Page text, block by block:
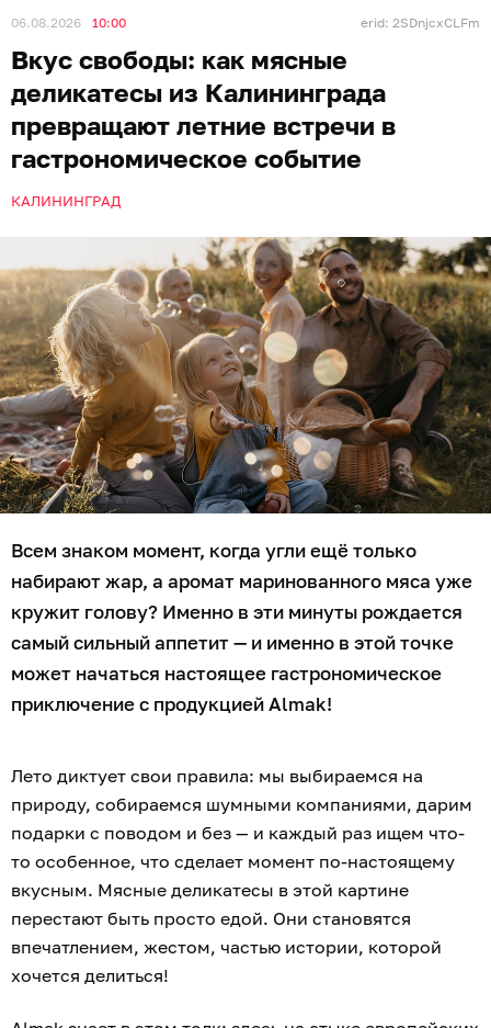
06.08.2026 10:00 erid: 2SDnjcxCLFm
Вкус свободы: как мясные
деликатесы из Калининграда
превращают летние встречи в
гастрономическое событие
КАЛИНИНГРАД
Всем знаком момент, когда угли ещё только
набирают жар, а аромат маринованного мяса уже
кружит голову? Именно в эти минуты рождается
самый сильный аппетит — и именно в этой точке
может начаться настоящее гастрономическое
приключение с продукцией Almak!
Лето диктует свои правила: мы выбираемся на
природу, собираемся шумными компаниями, дарим
подарки с поводом и без — и каждый раз ищем что-
то особенное, что сделает момент по-настоящему
вкусным. Мясные деликатесы в этой картине
перестают быть просто едой. Они становятся
впечатлением, жестом, частью истории, которой
хочется делиться!